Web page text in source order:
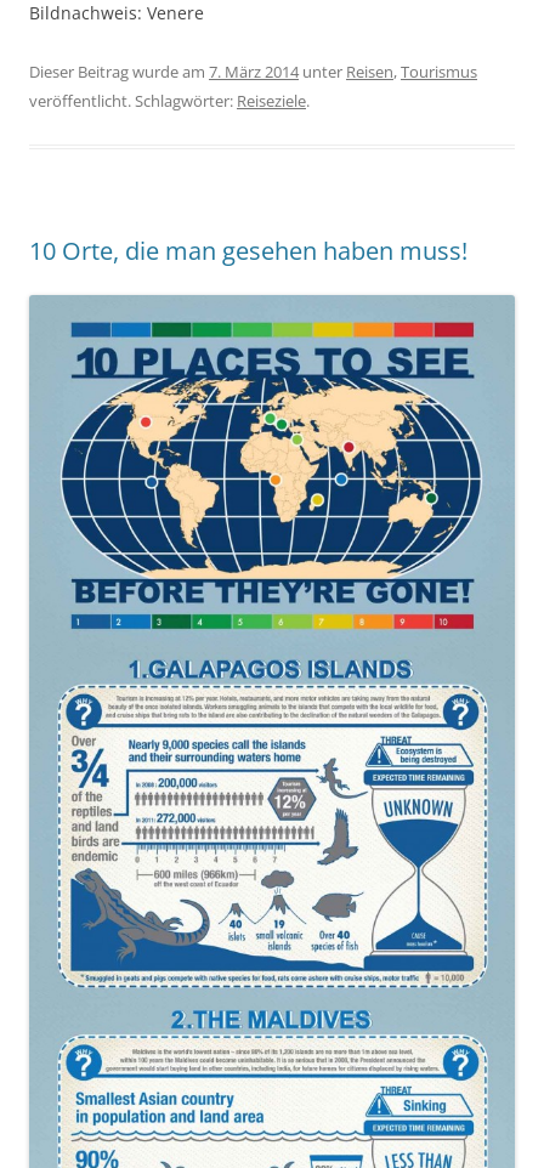
Bildnachweis: Venere
Dieser Beitrag wurde am 7. März 2014unter Reisen,Tourismus
veröffentlicht. Schlagwörter: Reiseziele.
10 Orte, die man gesehen haben muss!